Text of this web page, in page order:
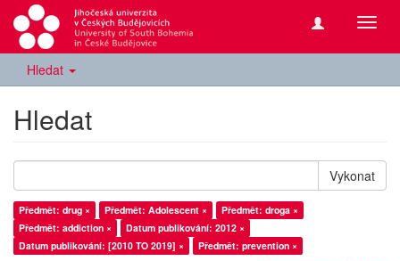
Hledat
Hledat
Vykonat
Předmět: drug × Předmět: Adolescent ×
Předmět: droga ×
Předmět: addiction ×
Datum publikování: 2012 ×
Datum publikování: [2010 TO 2019] ×
Předmět: prevention ×